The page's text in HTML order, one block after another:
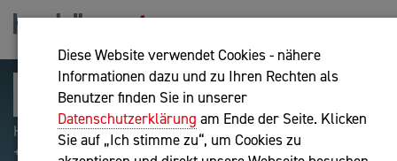
Diese Website verwendet Cookies - nähere
Informationen dazu und zu Ihren Rechten als
Benutzer finden Sie in unserer
Datenschutzerklärung am Ende der Seite. Klicken
Sie auf „Ich stimme zu“, um Cookies zu
Hilfreiche Suchparameter: Begriff einschließen:
+webshop, Begriff ausschließen: -webshop, Exakter